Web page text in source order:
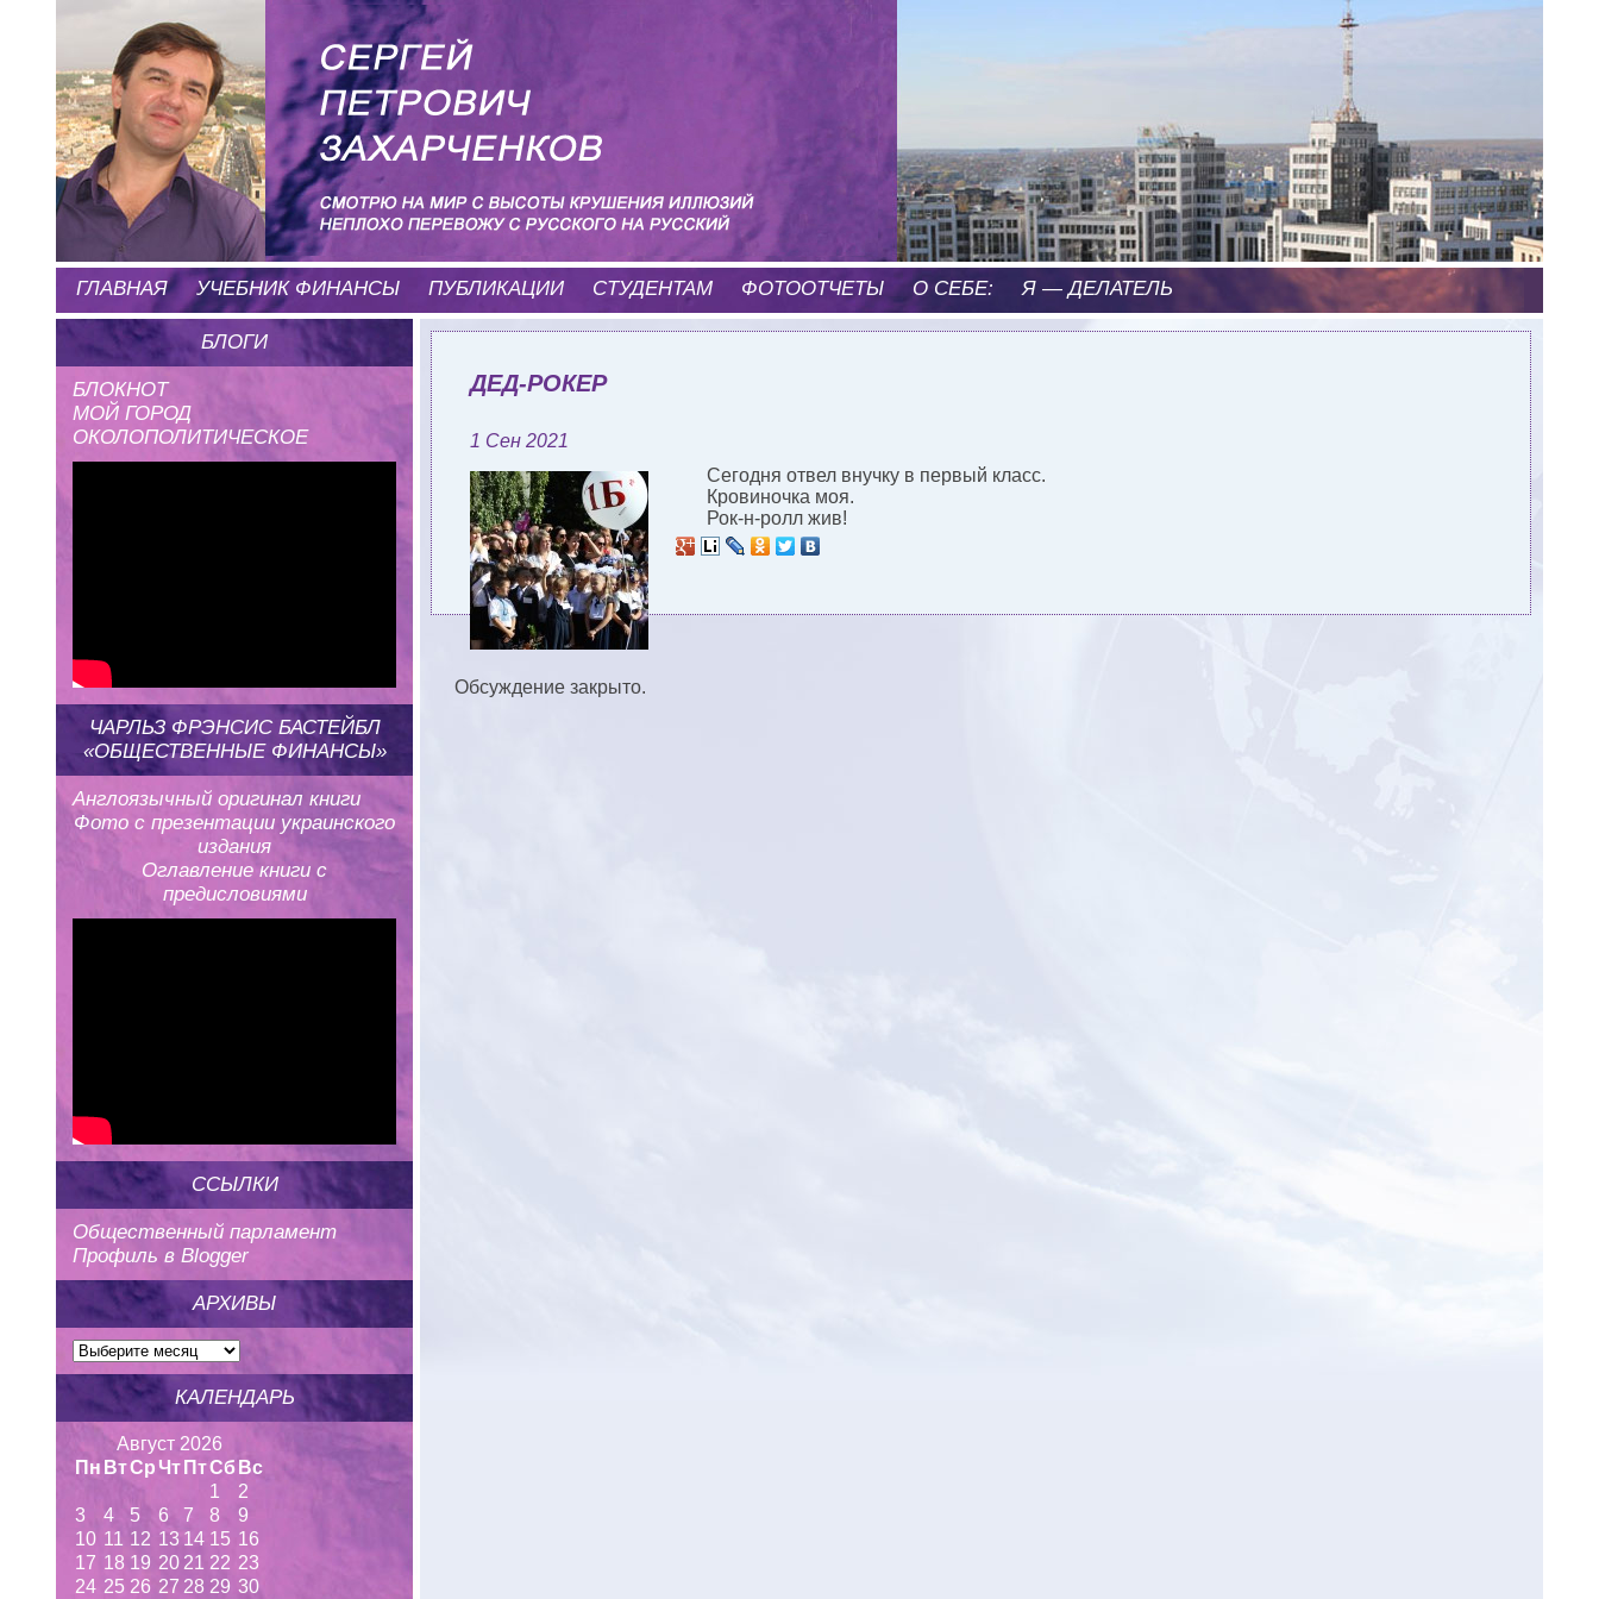
ГЛАВНАЯ УЧЕБНИК ФИНАНСЫ ПУБЛИКАЦИИ CТУДЕНТАМ ФОТООТЧЕТЫ О СЕБЕ: Я — ДЕЛАТЕЛЬ
БЛОГИ
БЛОКНОТ
МОЙ ГОРОД
ОКОЛОПОЛИТИЧЕСКОЕ
ЧАРЛЬЗ ФРЭНСИС БАСТЕЙБЛ
«ОБЩЕСТВЕННЫЕ ФИНАНСЫ»
Англоязычный оригинал книги
Фото с презентации украинского
издания
Оглавление книги с
предисловиями
ССЫЛКИ
Общественный парламент
Профиль в Blogger
АРХИВЫ
КАЛЕНДАРЬ
Август 2026
Пн ВтСрЧт ПтСб Вс
1
2
3
4 5 6 7 8
9
10 11 12 13 14 15 16
17 18 19 20 21 22 23
24 25 26 27 28 29 30
ДЕД-РОКЕР
1 Сен 2021
Сегодня отвел внучку в первый класс.
Кровиночка моя.
Рок-н-ролл жив!
Обсуждение закрыто.